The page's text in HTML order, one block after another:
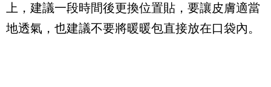
上，建議一段時間後更換位置貼，要讓皮膚適當
地透氣，也建議不要將暖暖包直接放在口袋內。